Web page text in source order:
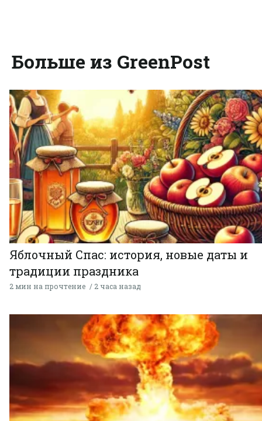
Больше из GreenPost
Яблочный Спас: история, новые даты и
традиции праздника
2 мин на прочтение 2 часа назад